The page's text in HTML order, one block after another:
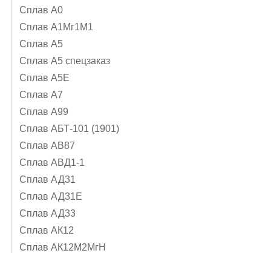
Сплав А0
Сплав А1Mг1M1
Сплав А5
Сплав А5 спецзаказ
Сплав А5Е
Сплав А7
Сплав А99
Сплав АБТ-101 (1901)
Сплав АВ87
Сплав АВД1-1
Сплав АД31
Сплав АД31Е
Сплав АД33
Сплав АК12
Сплав АК12М2МгН